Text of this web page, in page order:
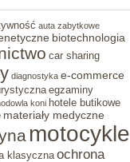
auta zabytkowe
biotechnologia
car sharing
diagnostyka e-commerce
egzaminy
koni hotele butikowe
materiały medyczne
motocykle
klasycznaochrona